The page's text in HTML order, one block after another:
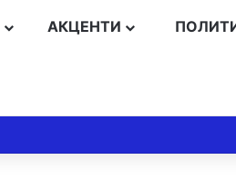
АКЦЕНТИ